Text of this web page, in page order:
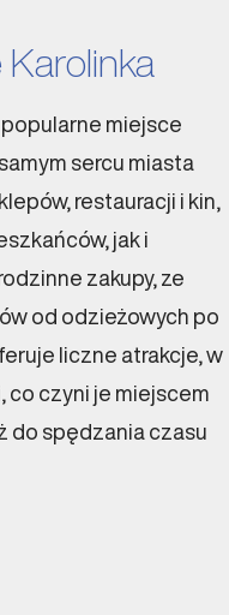
miejsce
sercu miasta
restauracji i kin,
jak i
zakupy, ze
od odzieżowych po
liczne atrakcje, w
co czyni je miejscem
do spędzania czasu